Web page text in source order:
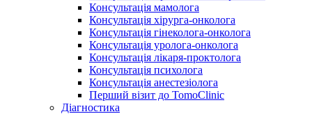
Консультація мамолога
Консультація хірурга-онколога
Консультація гінеколога-онколога
Консультація уролога-онколога
Консультація лікаря-проктолога
Консультація психолога
Консультація анестезіолога
Перший візит до TomoClinic
Діагностика